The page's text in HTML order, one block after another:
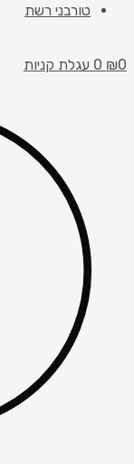
טורבני רשת
₪0
0 עגלת קניות